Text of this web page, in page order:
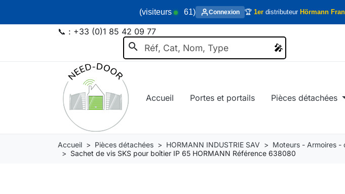
(visiteurs 61) Connexion 🏆 1er distributeur Hörmann
search 🎤
🎤
📞 : +33 (0)1 85 42 09 77
Accueil Portes et portails Pièces détachées
Accueil Pièces détachées HORMANN INDUSTRIE SAV
Moteurs - Armoires -
Sachet de vis SKS pour boîtier IP 65 HORMANN Référence 638080